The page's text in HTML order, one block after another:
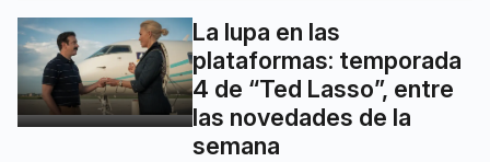
La lupa en las
plataformas: temporada
4 de “Ted Lasso”, entre
las novedades de la
semana